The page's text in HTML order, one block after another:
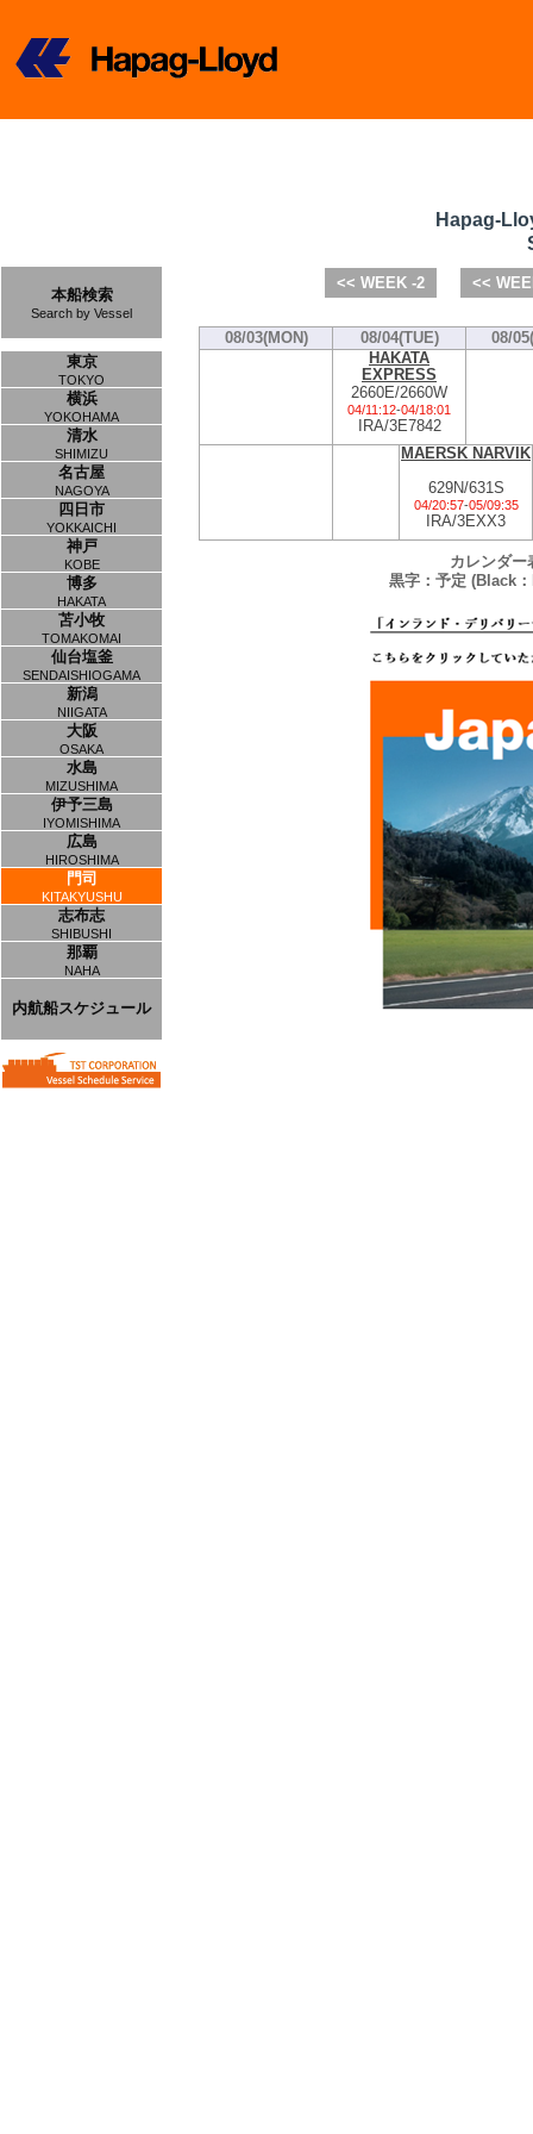
本船検索
Search by Vessel
東京
TOKYO
横浜
YOKOHAMA
清水
SHIMIZU
名古屋
NAGOYA
四日市
YOKKAICHI
神戸
KOBE
博多
HAKATA
苫小牧
TOMAKOMAI
仙台塩釜
SENDAISHIOGAMA
新潟
NIIGATA
大阪
OSAKA
水島
MIZUSHIMA
伊予三島
IYOMISHIMA
広島
HIROSHIMA
門司
KITAKYUSHU
志布志
SHIBUSHI
那覇
NAHA
内航船スケジュール
Hapag-
<< WEEK -2 <<
08/03(MON) 08/04(TUE)
08/
HAKATA
EXPRESS
2660E/2660W
04/11:12-04/18:01
IRA/3E7842
MAERSK NARVIK
629N/631S
04/20:57-05/09:35
IRA/3EXX3
カレンダー
黒字：予定 (Black